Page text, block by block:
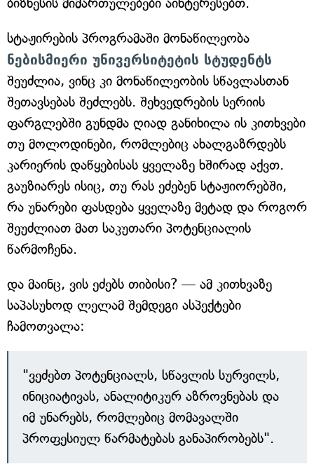
სტაჟირების პროგრამაში მონაწილეობა
ნებისმიერი უნივერსიტეტის სტუდენტს
შეუძლია, ვინც კი მონაწილეობის სწავლასთან
შეთავსებას შეძლებს. შეხვედრების სერიის
ფარგლებში გუნდმა ღიად განიხილა ის კითხვები
თუ მოლოდინები, რომლებიც ახალგაზრდებს
კარიერის დაწყებისას ყველაზე ხშირად აქვთ.
გაუზიარეს ისიც, თუ რას ეძებენ სტაჟიორებში,
რა უნარები ფასდება ყველაზე მეტად და როგორ
შეუძლიათ მათ საკუთარი პოტენციალის
წარმოჩენა.
და მაინც, ვის ეძებს თიბისი? — ამ კითხვაზე
საპასუხოდ ლელამ შემდეგი ასპექტები
ჩამოთვალა:
"ვეძებთ პოტენციალს, სწავლის სურვილს,
ინიციატივას, ანალიტიკურ აზროვნებას და
იმ უნარებს, რომლებიც მომავალში
პროფესიულ წარმატებას განაპირობებს".